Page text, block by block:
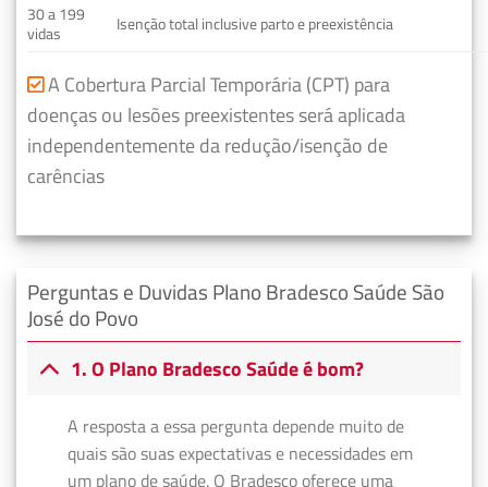
30 a 199
vidas
Isenção total inclusive parto e preexistência
A Cobertura Parcial Temporária (CPT) para
doenças ou lesões preexistentes será aplicada
independentemente da redução/isenção de
carências
Perguntas e Duvidas Plano Bradesco Saúde São
José do Povo
1. O Plano Bradesco Saúde é bom?
A resposta a essa pergunta depende muito de
quais são suas expectativas e necessidades em
um plano de saúde. O Bradesco oferece uma